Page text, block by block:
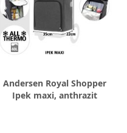
Andersen Royal Shopper
Ipek maxi, anthrazit